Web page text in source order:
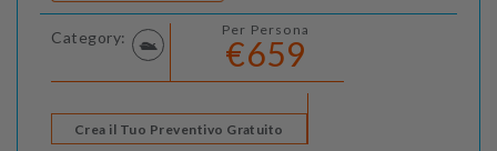
Category: Per Persona
€659
Crea il Tuo Preventivo Gratuito